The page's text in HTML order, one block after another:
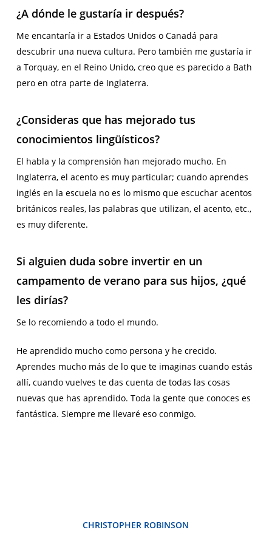
¿A dónde le gustaría ir después?
Me encantaría ir a Estados Unidos o Canadá para
descubrir una nueva cultura. Pero también me gustaría ir
a Torquay, en el Reino Unido, creo que es parecido a Bath
pero en otra parte de Inglaterra.
¿Consideras que has mejorado tus
conocimientos lingüísticos?
El habla y la comprensión han mejorado mucho. En
Inglaterra, el acento es muy particular; cuando aprendes
inglés en la escuela no es lo mismo que escuchar acentos
británicos reales, las palabras que utilizan, el acento, etc.,
es muy diferente.
Si alguien duda sobre invertir en un
campamento de verano para sus hijos, ¿qué
les dirías?
Se lo recomiendo a todo el mundo.
He aprendido mucho como persona y he crecido.
Aprendes mucho más de lo que te imaginas cuando estás
allí, cuando vuelves te das cuenta de todas las cosas
nuevas que has aprendido. Toda la gente que conoces es
fantástica. Siempre me llevaré eso conmigo.
CHRISTOPHER ROBINSON